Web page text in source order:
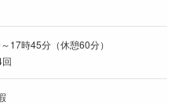
17時45分（休憩60分）